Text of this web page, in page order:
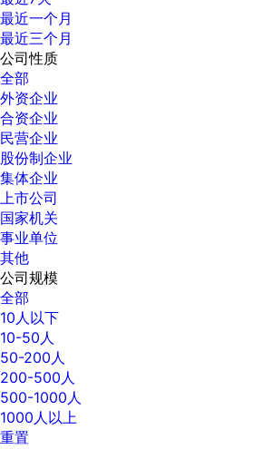
最近一个月
最近三个月
公司性质
全部
外资企业
合资企业
民营企业
股份制企业
集体企业
上市公司
国家机关
事业单位
其他
公司规模
全部
10人以下
10-50人
50-200人
200-500人
500-1000人
1000人以上
重置